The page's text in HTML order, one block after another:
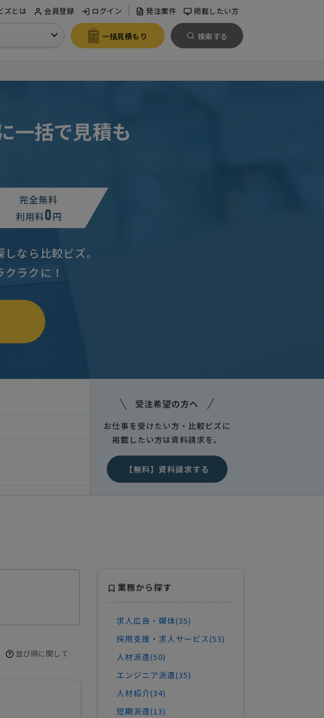
ズとは 会員登録 ログイン 発注案件 掲載したい方
一括見積もり 検索する
一括で見積も
完全無料
利用料0円
なら比較ビズ。
ラクに！
受注希望の方へ
お仕事を受けたい方・比較ビズに
掲載したい方は資料請求を。
【無料】資料請求する
並び順に関して
業務から探す
求人広告・媒体(35)
採用支援・求人サービス(53)
人材派遣(50)
エンジニア派遣(35)
人材紹介(34)
短期派遣(13)